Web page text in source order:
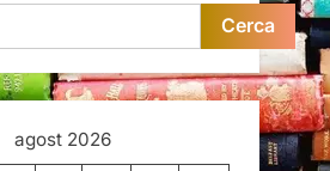
Cerca
agost 2026